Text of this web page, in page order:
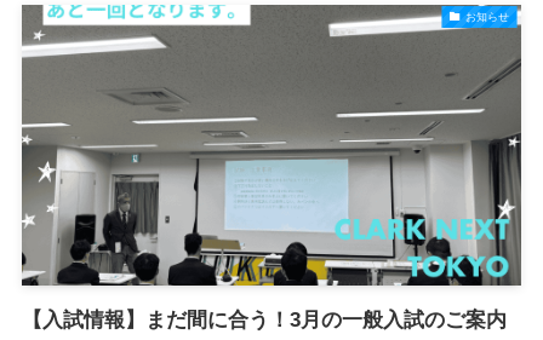
お知らせ
【入試情報】まだ間に合う！3月の一般入試のご案内